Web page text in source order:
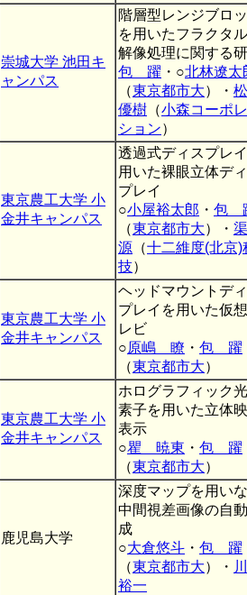
崇城大学 池田キ
ャンパス
階層型レンジブロ
を用いたフラクタ
解像処理に関する
包 躍 ・○北林遼太
（東京都市大）・
優樹 （小森コーポ
ション）
東京農工大学 小
金井キャンパス
透過式ディスプレ
用いた裸眼立体デ
プレイ
○小屋裕太郎 ・ 包
（東京都市大）・
源 （十二維度(北京)
技）
東京農工大学 小
金井キャンパス
ヘッドマウントデ
プレイを用いた仮
レビ
○原嶋 瞭 ・ 包 躍
（東京都市大）
東京農工大学 小
金井キャンパス
ホログラフィック
素子を用いた立体
表示
○瞿 暁東 ・ 包 躍
（東京都市大）
鹿児島大学
深度マップを用い
中間視差画像の自
成
○大倉悠斗 ・ 包 躍
（東京都市大）・
裕一